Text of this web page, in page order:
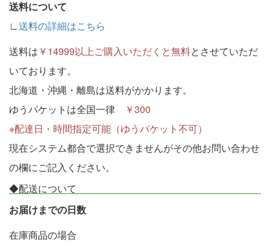
送料について
∟ 送料の詳細はこちら
送料は ￥14999以上ご購入いただくと無料とさせていただ
いております。
北海道・沖縄・離島は送料がかかります。
ゆうパケットは全国一律
￥300
※配達日・時間指定可能（ゆうパケット不可）
現在システム都合で選択できませんがその他お問い合わせ
の欄にご記入ください。
◆配送について
お届けまでの日数
在庫商品の場合